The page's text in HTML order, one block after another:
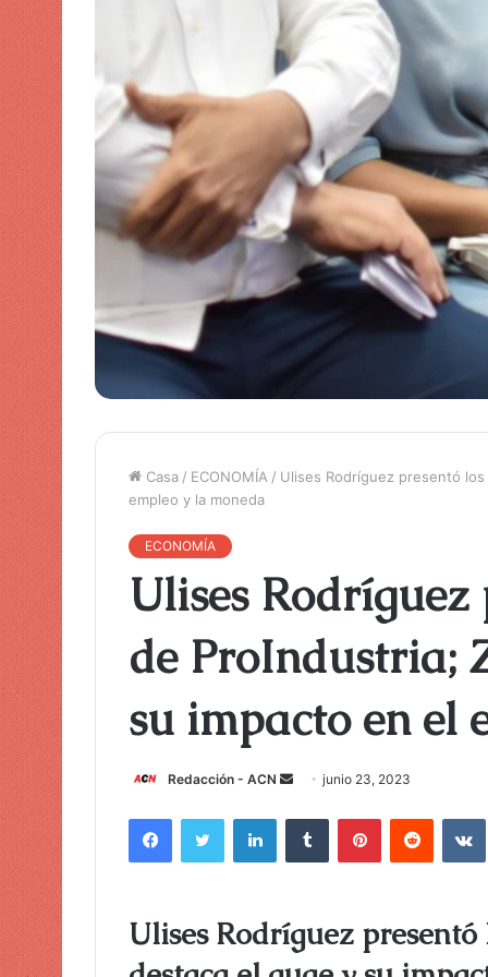
Casa / ECONOMÍA / Ulises Rodríguez presentó
empleo y la moneda
ECONOMÍA
Ulises Rodríguez
de ProIndustria;
su impacto en el
Redacción - ACN
u
junio 23, 2023
Ulises Rodríguez